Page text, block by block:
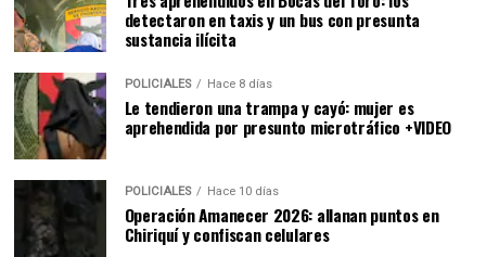
detectaron en taxis y un bus con presunta
sustancia ilícita
POLICIALES Hace 8 días
Le tendieron una trampa y cayó: mujer es
aprehendida por presunto microtráfico +VIDEO
POLICIALES Hace 10 días
Operación Amanecer 2026: allanan puntos en
Chiriquí y confiscan celulares